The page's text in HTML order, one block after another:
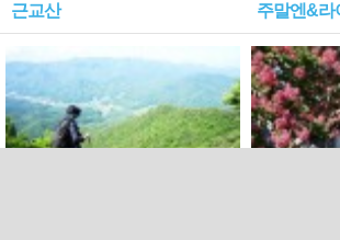
근교산 주말엔&라